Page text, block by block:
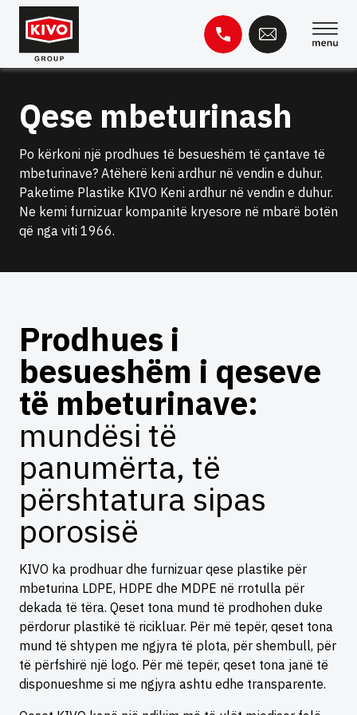
Kapërce
përmbajtja
për:
Baza e njohurive Kontakti
Qese mbeturinash
Po kërkoni një prodhues të besueshëm të çantave të
mbeturinave? Atëherë keni ardhur në vendin e duhur.
Paketime Plastike KIVO Keni ardhur në vendin e duhur.
Ne kemi furnizuar kompanitë kryesore në mbarë botën
që nga viti 1966.
Prodhues i
besueshëm i qeseve
të mbeturinave:
mundësi të
panumërta, të
përshtatura sipas
porosisë
KIVO ka prodhuar dhe furnizuar qese plastike për
mbeturina LDPE, HDPE dhe MDPE në rrotulla për
dekada të tëra. Qeset tona mund të prodhohen duke
përdorur plastikë të ricikluar. Për më tepër, qeset tona
mund të shtypen me ngjyra të plota, për shembull, për
të përfshirë një logo. Për më tepër, qeset tona janë të
disponueshme si me ngjyra ashtu edhe transparente.